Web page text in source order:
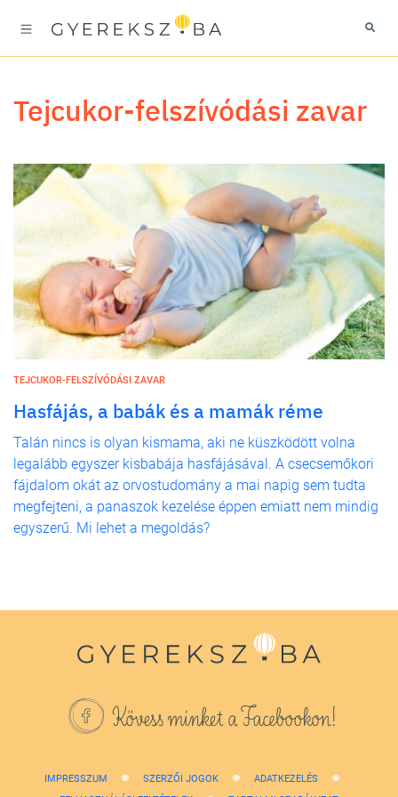
tejcukor-felszívódási zavar
TEJCUKOR-FELSZÍVÓDÁSI ZAVAR
Hasfájás, a babák és a mamák réme
Talán nincs is olyan kismama, aki ne küszködött volna
legalább egyszer kisbabája hasfájásával. A csecsemőkori
fájdalom okát az orvostudomány a mai napig sem tudta
megfejteni, a panaszok kezelése éppen emiatt nem mindig
egyszerű. Mi lehet a megoldás?
Kövess minket a Facebookon!
IMPRESSZUM SZERZŐI JOGOK
ADATKEZELÉS